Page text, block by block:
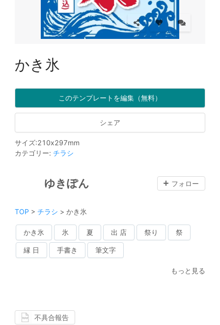
かき氷
このテンプレートを編集（無料）
シェア
サイズ:210x297mm
カテゴリー: チラシ
ゆきぽん フォロー
TOP > チラシ > かき氷
かき氷 氷 夏 出 店 祭り 祭
縁 日 手書き 筆文字
もっと見る
不具合報告